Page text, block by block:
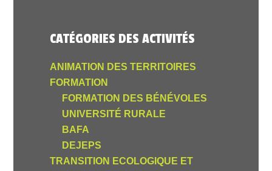
CATÉGORIES DES ACTIVITÉS
ANIMATION DES TERRITOIRES
FORMATION
FORMATION DES BÉNÉVOLES
UNIVERSITÉ RURALE
BAFA
DEJEPS
TRANSITION ECOLOGIQUE ET